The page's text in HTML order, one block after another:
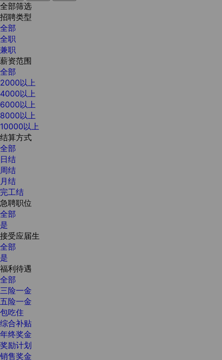
全部筛选
招聘类型
全部
全职
兼职
薪资范围
全部
2000以上
4000以上
6000以上
8000以上
10000以上
结算方式
全部
日结
周结
月结
完工结
急聘职位
全部
是
接受应届生
全部
是
福利待遇
全部
三险一金
五险一金
包吃住
综合补贴
年终奖金
奖励计划
销售奖金